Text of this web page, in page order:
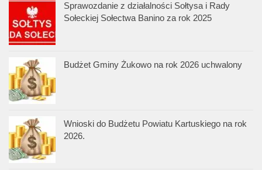
Sprawozdanie z działalności Sołtysa i Rady
Sołeckiej Sołectwa Banino za rok 2025
Budżet Gminy Żukowo na rok 2026 uchwalony
Wnioski do Budżetu Powiatu Kartuskiego na rok
2026.